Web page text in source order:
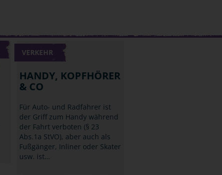
VERKEHR
HANDY, KOPFHÖRER
& CO
Für Auto- und Radfahrer ist
der Griff zum Handy während
der Fahrt verboten (§ 23
Abs.1a StVO), aber auch als
Fußgänger, Inliner oder Skater
usw. ist…